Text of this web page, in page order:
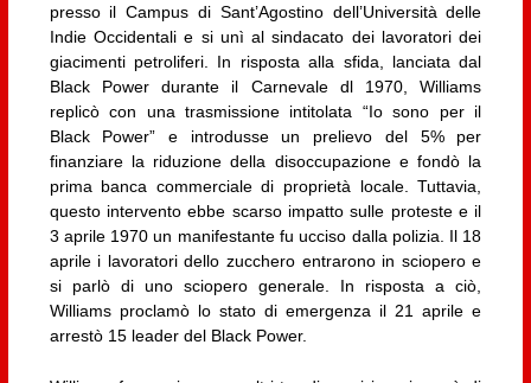
presso il Campus di Sant’Agostino dell’Università delle
Indie Occidentali e si unì al sindacato dei lavoratori dei
giacimenti petroliferi. In risposta alla sfida, lanciata dal
Black Power durante il Carnevale dl 1970, Williams
replicò con una trasmissione intitolata “Io sono per il
Black Power” e introdusse un prelievo del 5% per
finanziare la riduzione della disoccupazione e fondò la
prima banca commerciale di proprietà locale. Tuttavia,
questo intervento ebbe scarso impatto sulle proteste e il
3 aprile 1970 un manifestante fu ucciso dalla polizia. Il 18
aprile i lavoratori dello zucchero entrarono in sciopero e
si parlò di uno sciopero generale. In risposta a ciò,
Williams proclamò lo stato di emergenza il 21 aprile e
arrestò 15 leader del Black Power.